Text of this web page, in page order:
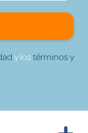
y lostérminos y